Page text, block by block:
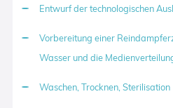
Entwurf der technologischen
Vorbereitung einer
Wasser und die
Waschen, Trocknen, Sterilisation